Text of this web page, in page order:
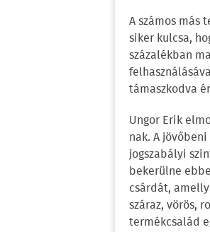
A számos más
siker kulcsa,
százalékban
támaszkodva
Ungor Erik
nak. A
jogszabályi
bekerülne
csárdát,
száraz, vörös,
termékcsalád